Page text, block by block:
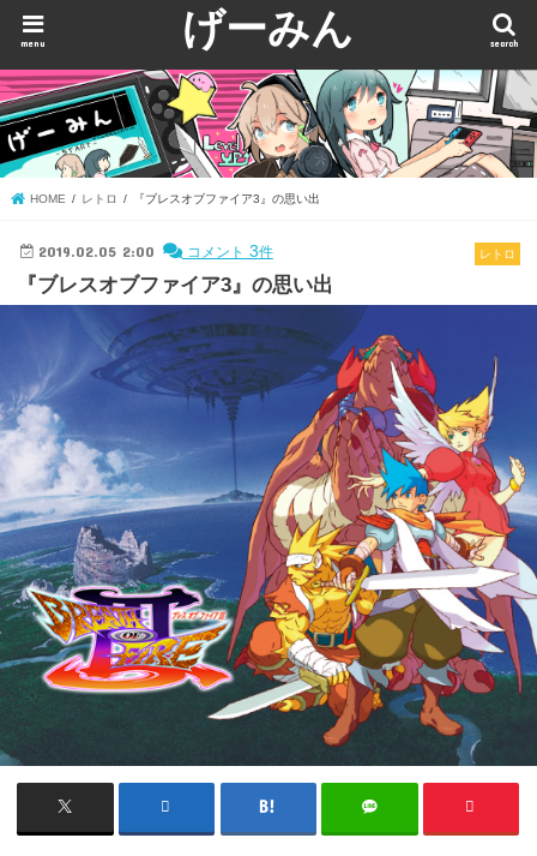
げーみん search
menu
HOME レトロ 『ブレスオブファイア3』の思い出
レトロ
2019.02.05 2:00 コメント 3件
『ブレスオブファイア3』の思い出